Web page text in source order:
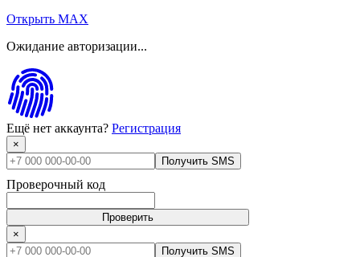
Открыть MAX
Ожидание авторизации...
Ещё нет аккаунта? Регистрация
×
Получить SMS
Проверочный код
Проверить
×
Получить SMS